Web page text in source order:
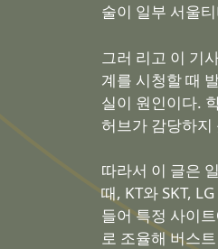
술이 일부 서울
그러 리고 이 기
계를 시청할 때
실이 원인이다.
허브가 감당하
따라서 이 글은
때, KT와 SKT,
들어 특정 사이
로 조율해 버스